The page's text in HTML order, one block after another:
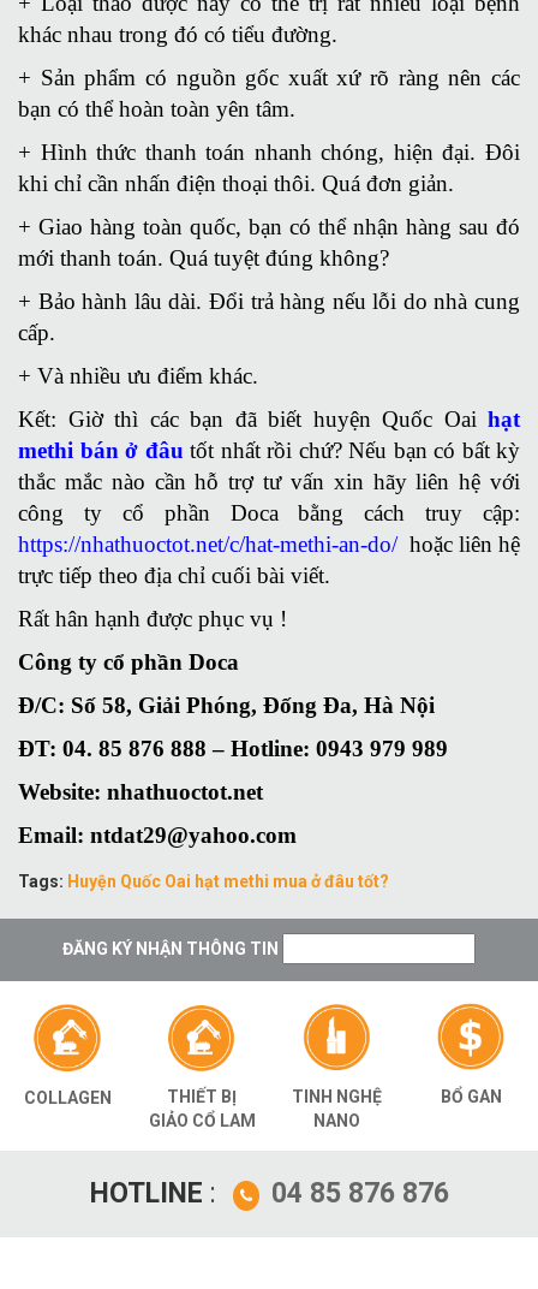
khác nhau trong đó có tiểu đường.
+ Sản phẩm có nguồn gốc xuất xứ rõ ràng nên các
bạn có thể hoàn toàn yên tâm.
+ Hình thức thanh toán nhanh chóng, hiện đại. Đôi
khi chỉ cần nhấn điện thoại thôi. Quá đơn giản.
+ Giao hàng toàn quốc, bạn có thể nhận hàng sau đó
mới thanh toán. Quá tuyệt đúng không?
+ Bảo hành lâu dài. Đổi trả hàng nếu lỗi do nhà cung
cấp.
+ Và nhiều ưu điểm khác.
Kết: Giờ thì các bạn đã biết huyện Quốc Oai hạt
methi bán ở đâu tốt nhất rồi chứ? Nếu bạn có bất kỳ
thắc mắc nào cần hỗ trợ tư vấn xin hãy liên hệ với
công ty cổ phần Doca bằng cách truy cập:
https://nhathuoctot.net/c/hat-methi-an-do/hoặc liên hệ
trực tiếp theo địa chỉ cuối bài viết.
Rất hân hạnh được phục vụ !
Công ty cổ phần Doca
Đ/C: Số 58, Giải Phóng, Đống Đa, Hà Nội
ĐT: 04. 85 876 888 – Hotline: 0943 979 989
Website: nhathuoctot.net
Email: ntdat29@yahoo.com
Tags: Huyện Quốc Oai hạt methi mua ở đâu tốt?
ĐĂNG KÝ NHẬN THÔNG TIN
COLLAGEN
THIẾT BỊ
GIẢO CỔ LAM
TINH NGHỆ
NANO
BỔ GAN
HOTLINE : 04 85 876 876